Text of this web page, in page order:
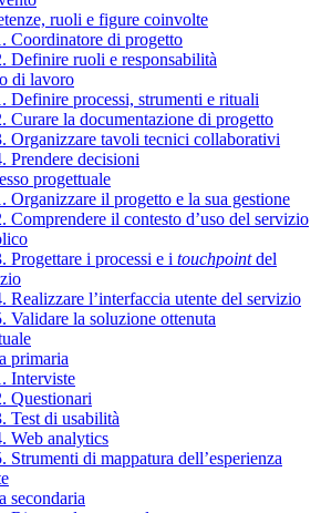
ruoli e figure coinvolte
Coordinatore di progetto
Definire ruoli e responsabilità
di lavoro
Definire processi, strumenti e rituali
Curare la documentazione di progetto
Organizzare tavoli tecnici collaborativi
Prendere decisioni
progettuale
Organizzare il progetto e la sua gestione
Comprendere il contesto d’uso del servizio
Progettare i processi e i touchpointdel
Realizzare l’interfaccia utente del servizio
Validare la soluzione ottenuta
primaria
Interviste
Questionari
Test di usabilità
Web analytics
Strumenti di mappatura dell’esperienza
secondaria